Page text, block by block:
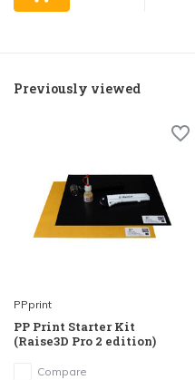
Previously viewed
PPprint
PP Print Starter Kit
(Raise3D Pro 2 edition)
Compare